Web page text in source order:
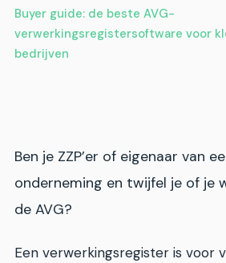
Buyer guide: de beste AVG-
verwerkingsregistersoftware voor
bedrijven
Ben je ZZP’er of eigenaar van
onderneming en twijfel je of je
de AVG?
Een verwerkingsregister is voor